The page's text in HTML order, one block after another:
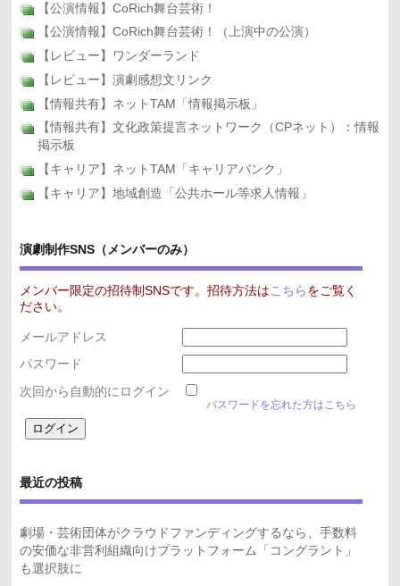
【公演情報】CoRich舞台芸術！
【公演情報】CoRich舞台芸術！（上演中の公演）
【レビュー】ワンダーランド
【レビュー】演劇感想文リンク
【情報共有】ネットTAM「情報掲示板」
【情報共有】文化政策提言ネットワーク（CPネット）：情報
掲示板
【キャリア】ネットTAM「キャリアバンク」
【キャリア】地域創造「公共ホール等求人情報」
演劇制作SNS（メンバーのみ）
メンバー限定の招待制SNSです。招待方法は こちら をご覧く
ださい。
メールアドレス
パスワード
次回から自動的にログイン
パスワードを忘れた方はこちら
最近の投稿
劇場・芸術団体がクラウドファンディングするなら、手数料
の安価な非営利組織向けプラットフォーム「コングラント」
も選択肢に